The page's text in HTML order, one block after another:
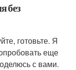
без
готовьте. Я
еще
с вами.